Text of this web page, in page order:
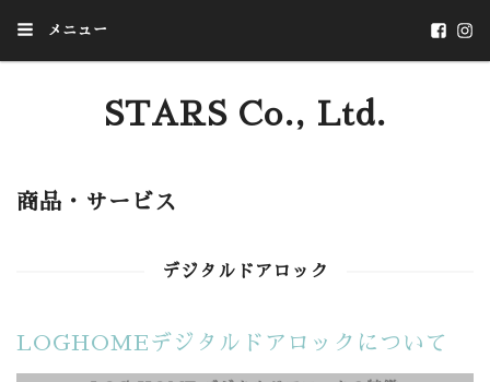
メニュー
STARS Co., Ltd.
商品・サービス
デジタルドアロック
LOGHOMEデジタルドアロックについて